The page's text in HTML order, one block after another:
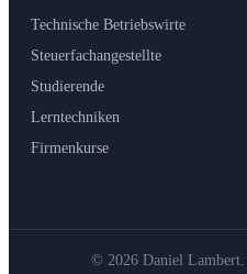
Technische Betriebswirte
Steuerfachangestellte
Studierende
Lerntechniken
Firmenkurse
© 2026 Daniel Lambert.